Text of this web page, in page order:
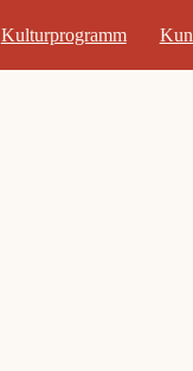
Kulturprogramm